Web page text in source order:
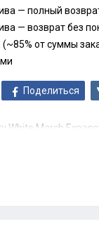
— полный
— возврат без
от суммы
Поделиться
White March